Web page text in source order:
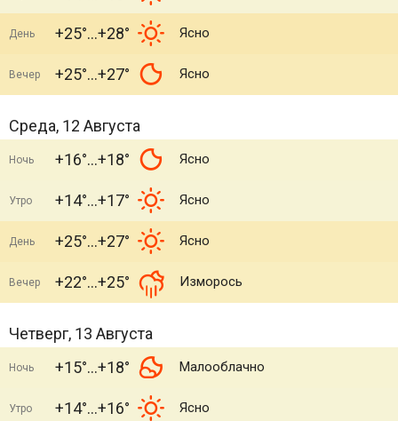
День +25° +28° Ясно
Вечер +25° +27° Ясно
Среда, 12 Августа
Ночь +16° +18° Ясно
Утро +14° +17° Ясно
День +25° +27° Ясно
Вечер +22° +25° Изморось
Четверг, 13 Августа
Ночь +15° +18° Малооблачно
Утро +14° +16° Ясно